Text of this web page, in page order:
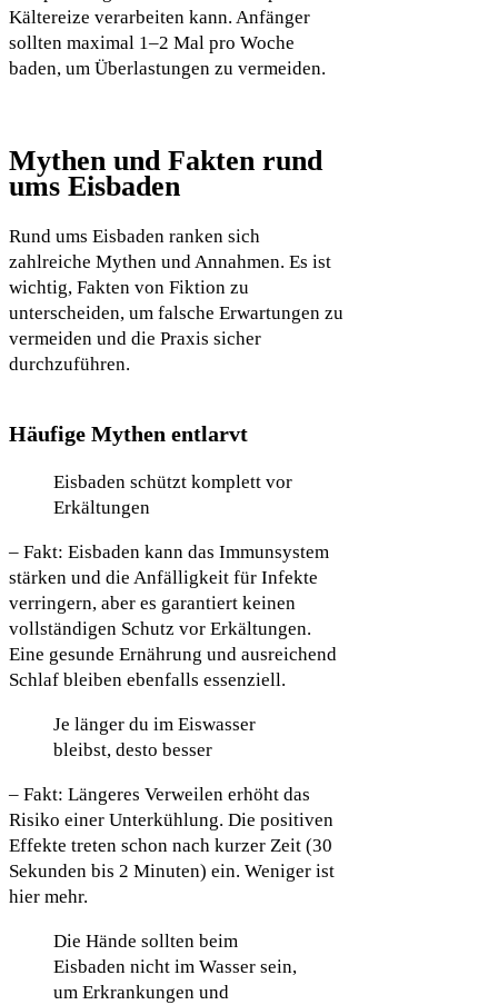
Kältereize verarbeiten kann. Anfänger
sollten maximal 1–2 Mal pro Woche
baden, um Überlastungen zu vermeiden.
Mythen und Fakten rund
ums Eisbaden
Rund ums Eisbaden ranken sich
zahlreiche Mythen und Annahmen. Es ist
wichtig, Fakten von Fiktion zu
unterscheiden, um falsche Erwartungen zu
vermeiden und die Praxis sicher
durchzuführen.
Häufige Mythen entlarvt
Eisbaden schützt komplett vor
Erkältungen
– Fakt: Eisbaden kann das Immunsystem
stärken und die Anfälligkeit für Infekte
verringern, aber es garantiert keinen
vollständigen Schutz vor Erkältungen.
Eine gesunde Ernährung und ausreichend
Schlaf bleiben ebenfalls essenziell.
Je länger du im Eiswasser
bleibst, desto besser
– Fakt: Längeres Verweilen erhöht das
Risiko einer Unterkühlung. Die positiven
Effekte treten schon nach kurzer Zeit (30
Sekunden bis 2 Minuten) ein. Weniger ist
hier mehr.
Die Hände sollten beim
Eisbaden nicht im Wasser sein,
um Erkrankungen und